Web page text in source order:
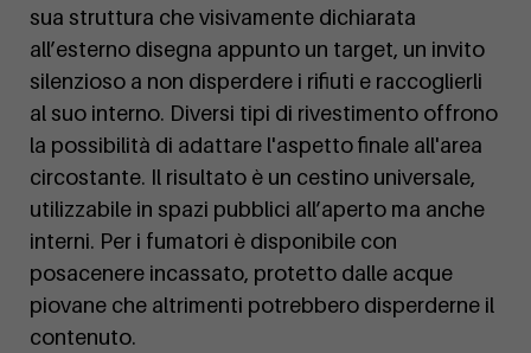
sua struttura che visivamente dichiarata
all’esterno disegna appunto un target, un invito
silenzioso a non disperdere i rifiuti e raccoglierli
al suo interno. Diversi tipi di rivestimento offrono
la possibilità di adattare l'aspetto finale all'area
circostante. Il risultato è un cestino universale,
utilizzabile in spazi pubblici all’aperto ma anche
interni. Per i fumatori è disponibile con
posacenere incassato, protetto dalle acque
piovane che altrimenti potrebbero disperderne il
contenuto.